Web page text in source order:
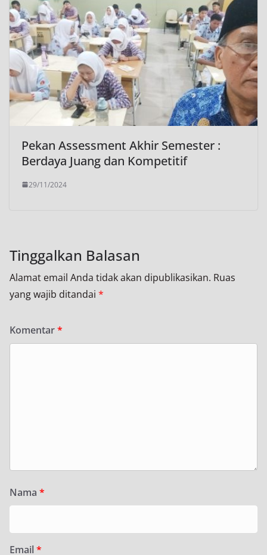
Pekan Assessment Akhir Semester :
Berdaya Juang dan Kompetitif
29/11/2024
Tinggalkan Balasan
Alamat email Anda tidak akan dipublikasikan. Ruas
yang wajib ditandai *
Komentar*
Nama *
Email *